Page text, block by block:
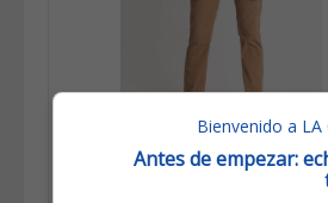
85,00€
Bienvenido a LA
Antes de empezar: